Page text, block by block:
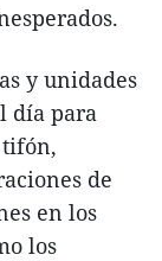
y unidades
día para
de
en los
los